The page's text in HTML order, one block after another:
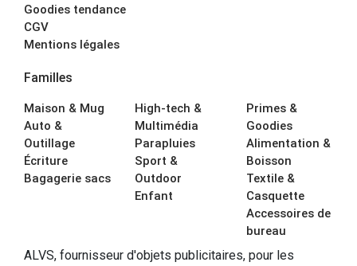
Goodies tendance
CGV
Mentions légales
Familles
Maison & Mug
Auto &
Outillage
Écriture
Bagagerie sacs
High-tech &
Multimédia
Parapluies
Sport &
Outdoor
Enfant
Primes &
Goodies
Alimentation &
Boisson
Textile &
Casquette
Accessoires de
bureau
ALVS, fournisseur d'objets publicitaires, pour les